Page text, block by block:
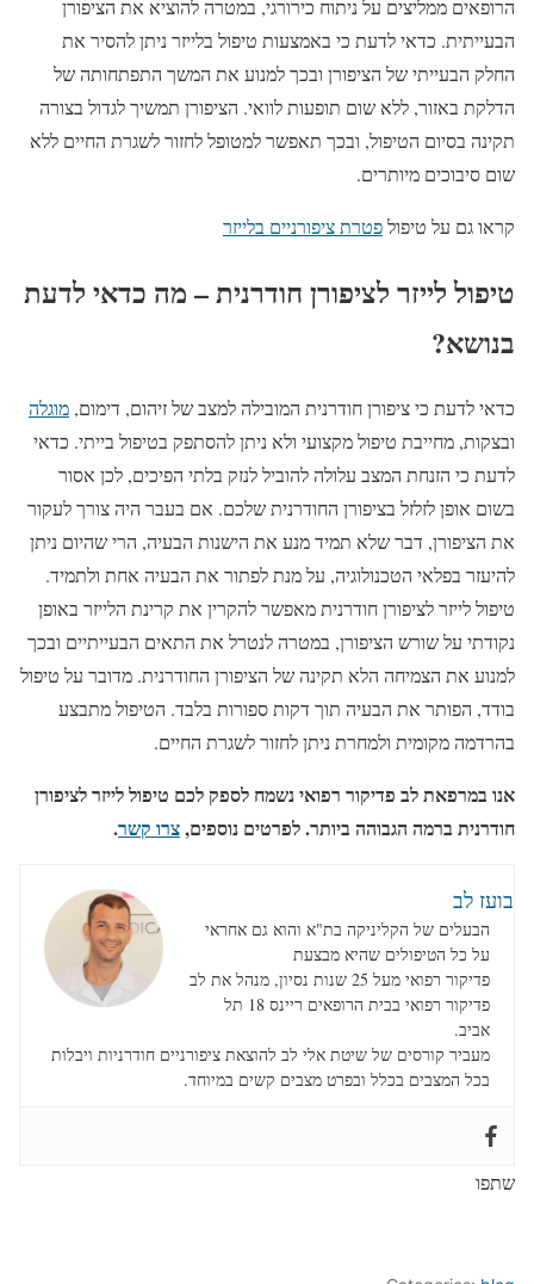
הרופאים ממליצים על ניתוח כירורגי, במטרה להוציא את הציפורן
הבעייתית. כדאי לדעת כי באמצעות טיפול בלייזר ניתן להסיר את
החלק הבעייתי של הציפורן ובכך למנוע את המשך התפתחותה של
הדלקת באזור, ללא שום תופעות לוואי. הציפורן תמשיך לגדול בצורה
תקינה בסיום הטיפול, ובכך תאפשר למטופל לחזור לשגרת החיים ללא
שום סיבוכים מיותרים.
קראו גם על טיפולפטרת ציפורניים בלייזר
טיפול לייזר לציפורן חודרנית – מה כדאי לדעת
בנושא?
כדאי לדעת כי ציפורן חודרנית המובילה למצב של זיהום, דימום, מוגלה
ובצקות, מחייבת טיפול מקצועי ולא ניתן להסתפק בטיפול בייתי. כדאי
לדעת כי הזנחת המצב עלולה להוביל לנזק בלתי הפיכים, לכן אסור
בשום אופן לזלזל בציפורן החודרנית שלכם. אם בעבר היה צורך לעקור
את הציפורן, דבר שלא תמיד מנע את הישנות הבעיה, הרי שהיום ניתן
להיעזר בפלאי הטכנולוגיה, על מנת לפתור את הבעיה אחת ולתמיד.
טיפול לייזר לציפורן חודרנית מאפשר להקרין את קרינת הלייזר באופן
נקודתי על שורש הציפורן, במטרה לנטרל את התאים הבעייתיים ובכך
למנוע את הצמיחה הלא תקינה של הציפורן החודרנית. מדובר על טיפול
בודד, הפותר את הבעיה תוך דקות ספורות בלבד. הטיפול מתבצע
בהרדמה מקומית ולמחרת ניתן לחזור לשגרת החיים.
אנו במרפאת לב פדיקור רפואי נשמח לספק לכם טיפול לייזר לציפורן
חודרנית ברמה הגבוהה ביותר. לפרטים נוספים,צרו קשר.
בועז לב
הבעלים של הקליניקה בת"א והוא גם אחראי
על כל הטיפולים שהיא מבצעת
פדיקור רפואי מעל 25 שנות נסיון, מנהל את לב
פדיקור רפואי בבית הרופאים ריינס 18 תל
אביב.
מעביר קורסים של שיטת אלי לב להוצאת ציפורניים חודרניות ויבלות
בכל המצבים בכלל ובפרט מצבים קשים במיוחד.
שתפו